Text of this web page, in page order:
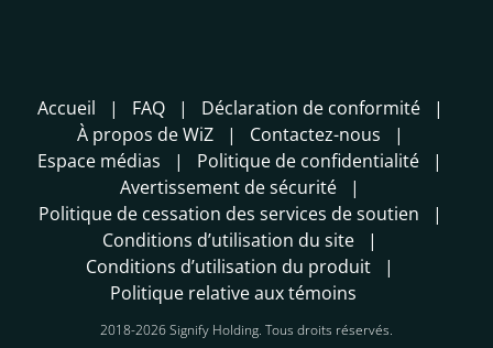
Accueil FAQ
Déclaration de conformité
À propos de WiZ
Contactez-nous
Espace médias
Politique de confidentialité
Avertissement de sécurité
Politique de cessation des services de soutien
Conditions d’utilisation du site
Conditions d’utilisation du produit
Politique relative aux témoins
2018-2026 Signify Holding. Tous droits réservés.